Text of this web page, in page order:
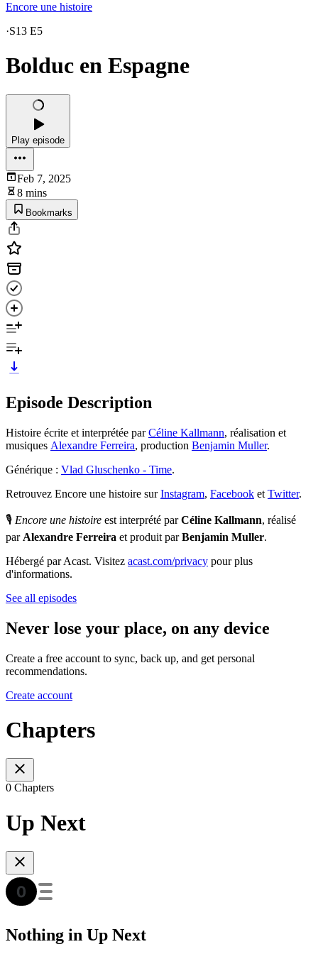
Encore une histoire
·S13 E5
Bolduc en Espagne
Play episode
Feb 7, 2025
8 mins
Bookmarks
Episode Description
Histoire écrite et interprétée parCéline Kallmann, réalisation et
musiques Alexandre Ferreira, production Benjamin Muller.
Générique : Vlad Gluschenko - Time.
Retrouvez Encore une histoire surInstagram, Facebook et Twitter.
🎙️ Encore une histoire est interprété parCéline Kallmann, réalisé
par Alexandre Ferreira et produit parBenjamin Muller.
Hébergé par Acast. Visitez acast.com/privacy pour plus
d'informations.
See all episodes
Never lose your place, on any device
Create a free account to sync, back up, and get personal
recommendations.
Create account
Chapters
0 Chapters
Up Next
Nothing in Up Next